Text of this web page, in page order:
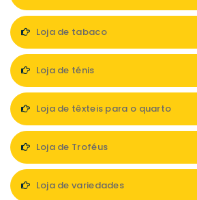
Loja de tabaco
Loja de ténis
Loja de têxteis para o quarto
Loja de Troféus
Loja de variedades